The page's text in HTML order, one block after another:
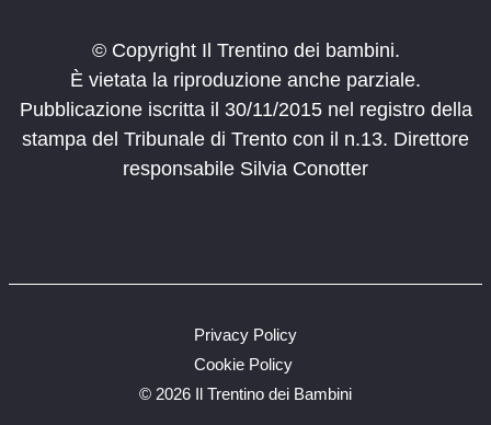
© Copyright Il Trentino dei bambini.
È vietata la riproduzione anche parziale.
Pubblicazione iscritta il 30/11/2015 nel registro della
stampa del Tribunale di Trento con il n.13. Direttore
responsabile Silvia Conotter
© 2026 Il Trentino dei Bambini
Privacy Policy
Cookie Policy